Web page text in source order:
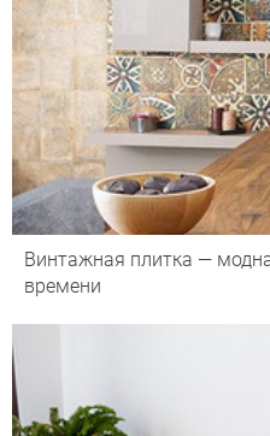
Винтажная плитка —
времени